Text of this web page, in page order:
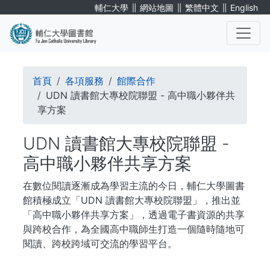
輔仁大學 ∥ 網站地圖 ∥ 繁體中文 ∥ English
導
航
結
首頁 各項服務
館際合作
UDN 讀書館大專校院聯盟 - 高中職小夥伴共
享方案
UDN 讀書館大專校院聯盟 -
高中職小夥伴共享方案
在數位閱讀逐漸成為學習主流的今日，輔仁大學圖書
館積極成立「UDN 讀書館大專校院聯盟」，推出並
「高中職小夥伴共享方案」，透過電子書資源的共享
與跨校合作，為全國高中職師生打造一個隨時隨地可
閱讀、跨校跨域可交流的學習平台。